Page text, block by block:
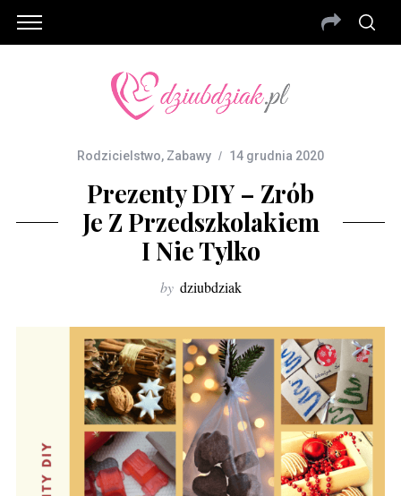
Rodzicielstwo, Zabawy 14 grudnia 2020
Prezenty DIY – Zrób
Je Z Przedszkolakiem
I Nie Tylko
by dziubdziak